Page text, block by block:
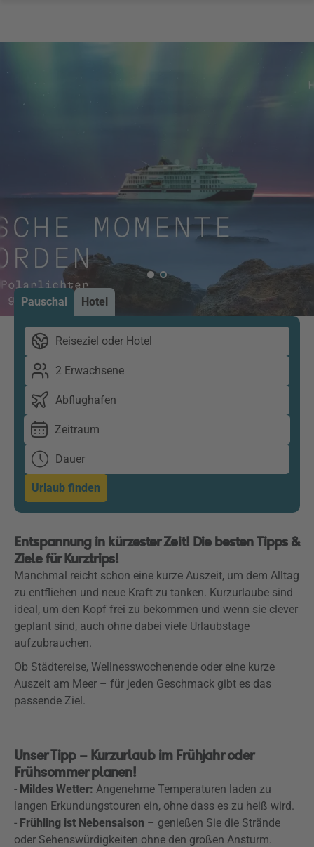
Pauschal Hotel
Reiseziel oder Hotel
2 Erwachsene
Abflughafen
Zeitraum
Dauer
Urlaub finden
Entspannung in kürzester Zeit! Die besten Tipps &
Ziele für Kurztrips!
Manchmal reicht schon eine kurze Auszeit, um dem Alltag
zu entfliehen und neue Kraft zu tanken. Kurzurlaube sind
ideal, um den Kopf frei zu bekommen und wenn sie clever
geplant sind, auch ohne dabei viele Urlaubstage
aufzubrauchen.
Ob Städtereise, Wellnesswochenende oder eine kurze
Auszeit am Meer – für jeden Geschmack gibt es das
passende Ziel.
Unser Tipp – Kurzurlaub im Frühjahr oder
Frühsommer planen!
- Mildes Wetter: Angenehme Temperaturen laden zu
langen Erkundungstouren ein, ohne dass es zu heiß wird.
- Frühling ist Nebensaison – genießen Sie die Strände
oder Sehenswürdigkeiten ohne den großen Ansturm.